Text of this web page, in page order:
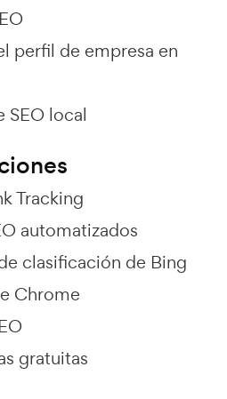
perfil de empresa en
SEO local
Tracking
automatizados
clasificación de Bing
Chrome
gratuitas